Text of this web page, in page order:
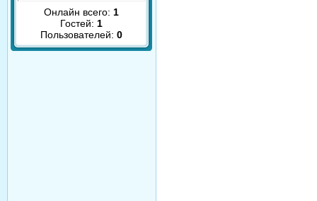
Онлайн всего: 1
Гостей: 1
Пользователей: 0